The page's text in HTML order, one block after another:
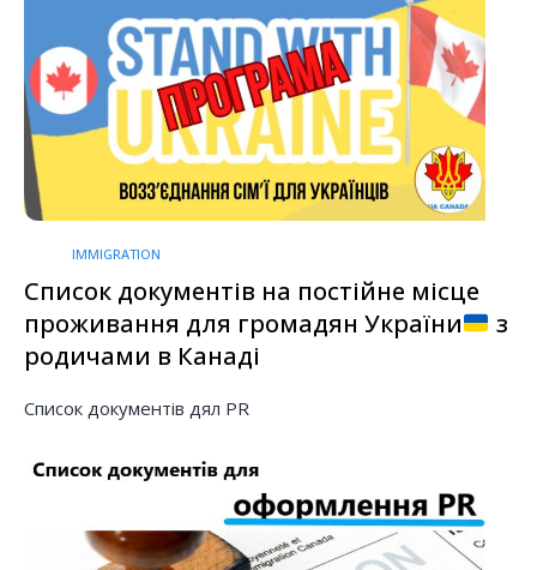
IMMIGRATION
Список документів на постійне місце
проживання для громадян України
з
родичами в Канаді
Список документів дял PR